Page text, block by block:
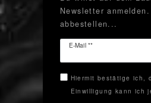
Newsletter
abbestellen...
E-Mail **
Newsletter
Hiermit bestätige ich,
Einwilligung kann ich